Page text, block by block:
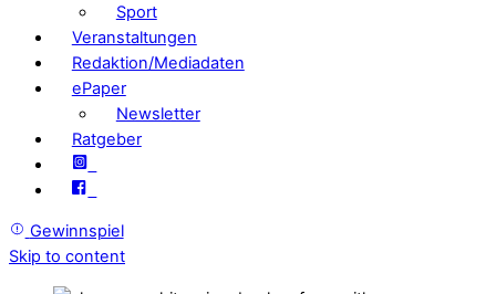
Sport
Veranstaltungen
Redaktion/Mediadaten
ePaper
Newsletter
Ratgeber
Gewinnspiel
Skip to content